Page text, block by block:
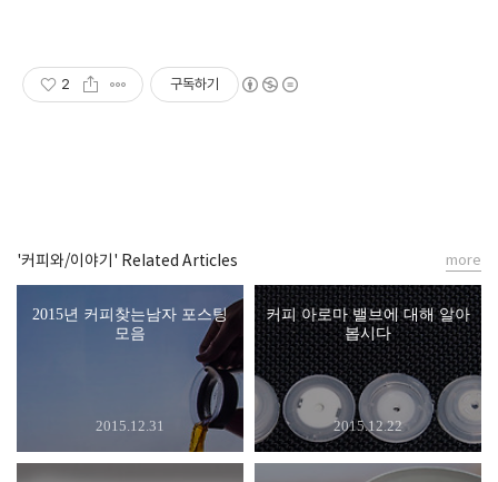
2 구독하기
'커피와/이야기' Related Articles
2015년 커피찾는남자 포스팅
모음
2015.12.31
커피 아로마 밸브에 대해 알아
봅시다
2015.12.22
more